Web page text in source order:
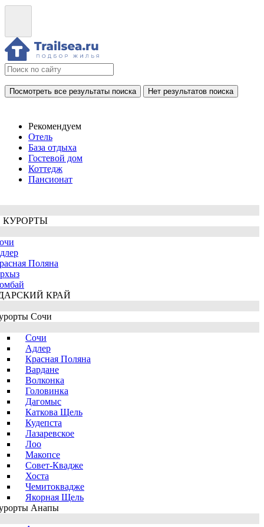
Посмотреть все результаты поиска Нет результатов поиска
Рекомендуем
Отель
База отдыха
Гостевой дом
Коттедж
Пансионат
КУРОРТЫ
Поляна
КРАЙ
Сочи
Сочи
Адлер
Красная Поляна
Вардане
Волконка
Головинка
Дагомыс
Каткова Щель
Кудепста
Лазаревское
Лоо
Макопсе
Совет-Квадже
Хоста
Чемитоквадже
Якорная Щель
Анапы